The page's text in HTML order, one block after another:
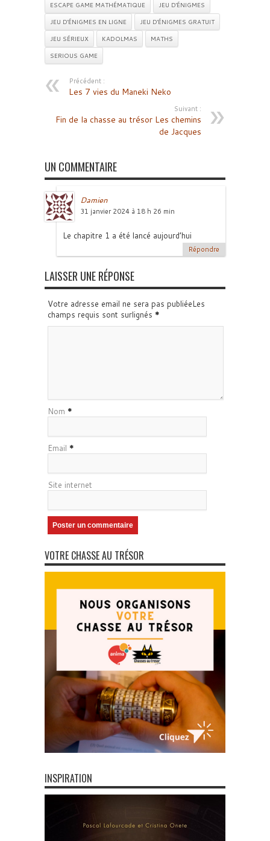
ESCAPE GAME MATHÉMATIQUE
JEU D'ÉNIGMES
JEU D'ÉNIGMES EN LIGNE
JEU D'ÉNIGMES GRATUIT
JEU SÉRIEUX
KADOLMAS
MATHS
SERIOUS GAME
Précédent :
Les 7 vies du Maneki Neko
Suivant :
Fin de la chasse au trésor Les chemins
de Jacques
UN COMMENTAIRE
Damien
31 janvier 2024 à 18 h 26 min
Le chapitre 1 a été lancé aujourd’hui
Répondre
LAISSER UNE RÉPONSE
Votre adresse email ne sera pas publiéeLes
champs requis sont surlignés *
Nom *
Email *
Site internet
VOTRE CHASSE AU TRÉSOR
INSPIRATION